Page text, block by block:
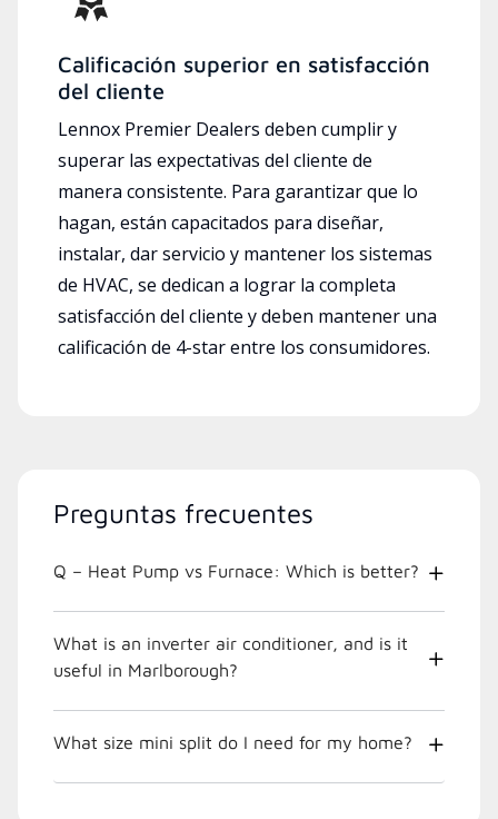
Calificación superior en satisfacción
del cliente
Lennox Premier Dealers deben cumplir y
superar las expectativas del cliente de
manera consistente. Para garantizar que lo
hagan, están capacitados para diseñar,
instalar, dar servicio y mantener los sistemas
de HVAC, se dedican a lograr la completa
satisfacción del cliente y deben mantener una
calificación de 4-star entre los consumidores.
Preguntas frecuentes
Q – Heat Pump vs Furnace: Which is better?
What is an inverter air conditioner, and is it
useful in Marlborough?
What size mini split do I need for my home?